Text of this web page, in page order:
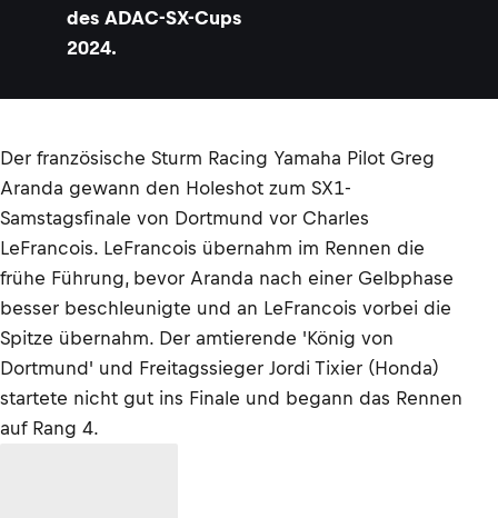
des ADAC-SX-Cups
2024.
Der französische Sturm Racing Yamaha Pilot Greg
Aranda gewann den Holeshot zum SX1-
Samstagsfinale von Dortmund vor Charles
LeFrancois. LeFrancois übernahm im Rennen die
frühe Führung, bevor Aranda nach einer Gelbphase
besser beschleunigte und an LeFrancois vorbei die
Spitze übernahm. Der amtierende 'König von
Dortmund' und Freitagssieger Jordi Tixier (Honda)
startete nicht gut ins Finale und begann das Rennen
auf Rang 4.